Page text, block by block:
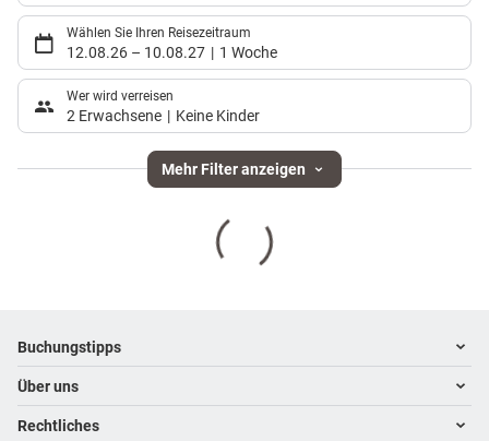
Wählen Sie Ihren Reisezeitraum
12.08.26 – 10.08.27 1 Woche
Wer wird verreisen
2 Erwachsene Keine Kinder
Mehr Filter anzeigen
Footer navigation
Buchungstipps
Warum im Reisebüro buchen
Hoteltipps
Über uns
Kontakt
Rechtliches